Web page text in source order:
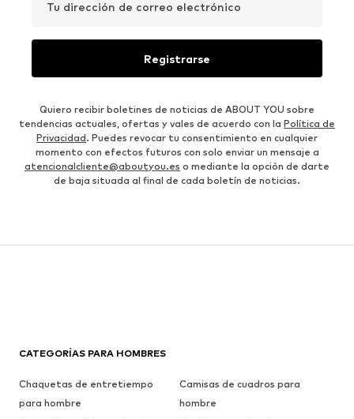
Tu dirección de correo electrónico
Registrarse
Quiero recibir boletines de noticias de ABOUT YOU sobre
tendencias actuales, ofertas y vales de acuerdo con la Política de
Privacidad. Puedes revocar tu consentimiento en cualquier
momento con efectos futuros con solo enviar un mensaje a
atencionalcliente@aboutyou.es o mediante la opción de darte
de baja situada al final de cada boletín de noticias.
CATEGORÍAS PARA HOMBRES
Chaquetas de entretiempo
para hombre
Camisas de cuadros para
hombre